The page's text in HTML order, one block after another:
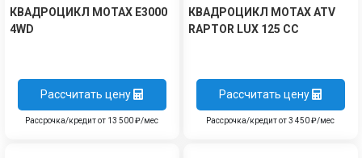
КВАДРОЦИКЛ MOTAX E3000
4WD
Рассчитать цену
Рассрочка/кредит от 13 500 ₽/мес
КВАДРОЦИКЛ MOTAX ATV
RAPTOR LUX 125 СС
Рассчитать цену
Рассрочка/кредит от 3 450 ₽/мес